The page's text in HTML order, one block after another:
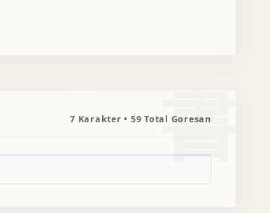
書
7 Karakter • 59 Total Goresan